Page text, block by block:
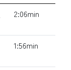
2:06min
1:56min